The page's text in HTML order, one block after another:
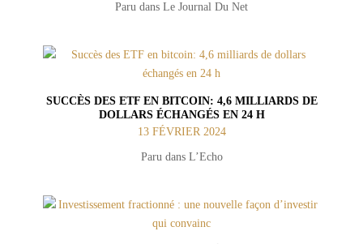
Paru dans Le Journal Du Net
SUCCÈS DES ETF EN BITCOIN: 4,6 MILLIARDS DE
DOLLARS ÉCHANGÉS EN 24 H
13 FÉVRIER 2024
Paru dans L’Echo